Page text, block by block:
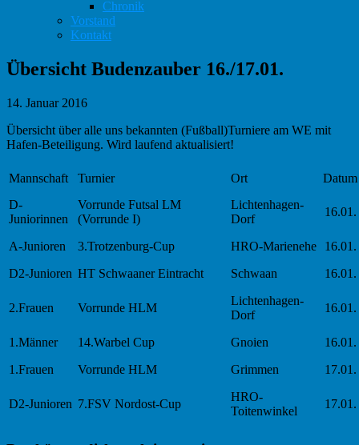
Chronik
Vorstand
Kontakt
Übersicht Budenzauber 16./17.01.
14. Januar 2016
Übersicht über alle uns bekannten (Fußball)Turniere am WE mit
Hafen-Beteiligung. Wird laufend aktualisiert!
Mannschaft Turnier Ort
Datum
D-
Juniorinnen
Vorrunde Futsal LM
(Vorrunde I)
Lichtenhagen-
Dorf
16.01.
A-Junioren 3.Trotzenburg-Cup HRO-Marienehe
16.01.
D2-Junioren HT Schwaaner Eintracht Schwaan 16.01.
2.Frauen Vorrunde HLM
Lichtenhagen-
Dorf
16.01.
1.Männer 14.Warbel Cup Gnoien
16.01.
1.Frauen
Vorrunde HLM Grimmen 17.01.
D2-Junioren 7.FSV Nordost-Cup
HRO-
Toitenwinkel
17.01.